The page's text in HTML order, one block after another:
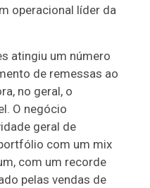
operacional líder da
atingiu um número
de remessas ao
no geral, o
O negócio
geral de
com um mix
com um recorde
pelas vendas de